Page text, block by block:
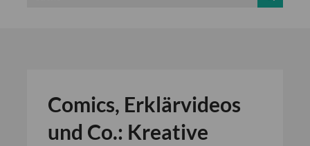
Comics, Erklärvideos
und Co.: Kreative